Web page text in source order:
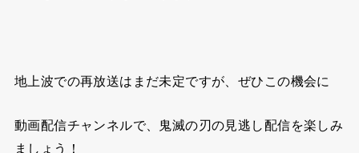
地上波での再放送はまだ未定ですが、ぜひこの機会に
動画配信チャンネルで、鬼滅の刃の見逃し配信を楽しみ
ましょう！